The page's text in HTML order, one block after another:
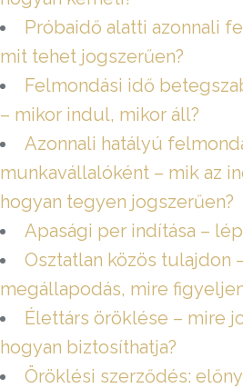
Próbaidő alatti azonnali
mit tehet jogszerűen?
Felmondási idő
– mikor indul, mikor áll?
Azonnali hatályú
munkavállalóként – mik az
hogyan tegyen jogszerűen?
Apasági per indítása –
Osztatlan közös tulajdon
megállapodás, mire
Élettárs öröklése – mire
hogyan biztosíthatja?
Öröklési szerződés: